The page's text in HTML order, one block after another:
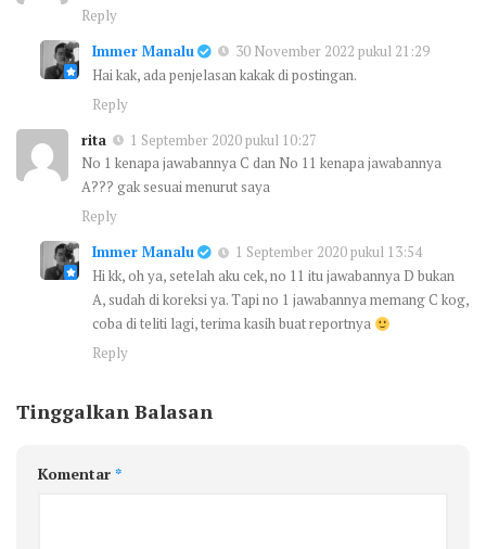
Reply
Immer Manalu
30 November 2022 pukul 21:29
Hai kak, ada penjelasan kakak di postingan.
Reply
rita
1 September 2020 pukul 10:27
No 1 kenapa jawabannya C dan No 11 kenapa jawabannya
A??? gak sesuai menurut saya
Reply
Immer Manalu
1 September 2020 pukul 13:54
Hi kk, oh ya, setelah aku cek, no 11 itu jawabannya D bukan
A, sudah di koreksi ya. Tapi no 1 jawabannya memang C kog,
coba di teliti lagi, terima kasih buat reportnya
Reply
Tinggalkan Balasan
Komentar *